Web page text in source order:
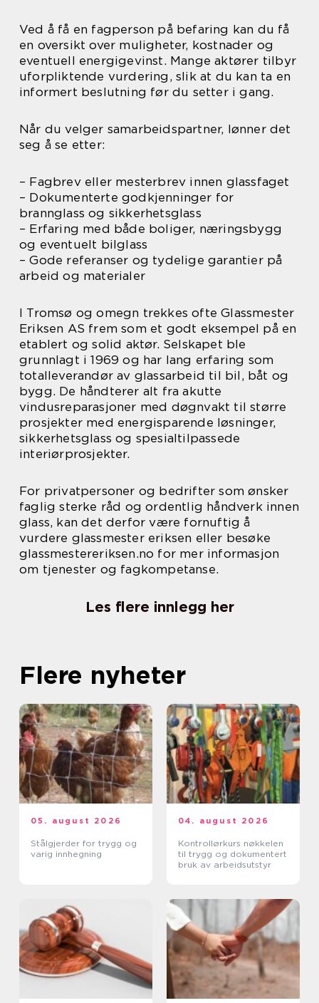
Ved å få en fagperson på befaring kan du få
en oversikt over muligheter, kostnader og
eventuell energigevinst. Mange aktører tilbyr
uforpliktende vurdering, slik at du kan ta en
informert beslutning før du setter i gang.
Når du velger samarbeidspartner, lønner det
seg å se etter:
– Fagbrev eller mesterbrev innen glassfaget
– Dokumenterte godkjenninger for
brannglass og sikkerhetsglass
– Erfaring med både boliger, næringsbygg
og eventuelt bilglass
– Gode referanser og tydelige garantier på
arbeid og materialer
I Tromsø og omegn trekkes ofte Glassmester
Eriksen AS frem som et godt eksempel på en
etablert og solid aktør. Selskapet ble
grunnlagt i 1969 og har lang erfaring som
totalleverandør av glassarbeid til bil, båt og
bygg. De håndterer alt fra akutte
vindusreparasjoner med døgnvakt til større
prosjekter med energisparende løsninger,
sikkerhetsglass og spesialtilpassede
interiørprosjekter.
For privatpersoner og bedrifter som ønsker
faglig sterke råd og ordentlig håndverk innen
glass, kan det derfor være fornuftig å
vurdere glassmester eriksen eller besøke
glassmestereriksen.no for mer informasjon
om tjenester og fagkompetanse.
Les flere innlegg her
Flere nyheter
05. august 2026
Stålgjerder for trygg og
varig innhegning
04. august 2026
Kontrollørkurs nøkkelen
til trygg og dokumentert
bruk av arbeidsutstyr